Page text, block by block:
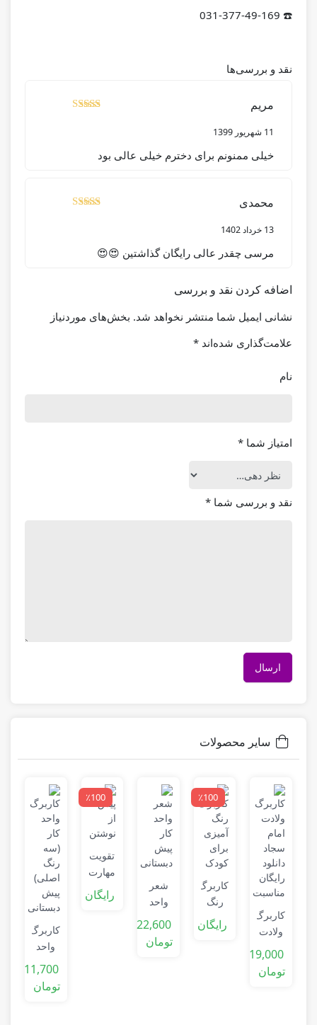
☎️ 031-377-49-169
نقد و بررسی‌ها
مریم
11 شهریور 1399
خیلی ممنونم برای دخترم خیلی عالی بود
محمدی
13 خرداد 1402
مرسی چقدر عالی رایگان گذاشتین 😍😍
اضافه کردن نقد و بررسی
نشانی ایمیل شما منتشر نخواهد شد. بخش‌های موردنیاز
علامت‌گذاری شده‌اند *
نام
امتیاز شما *
نقد و بررسی شما *
سایر محصولات
کاربرگ
ولادت
امام
سجاد
19,000
تومان
٪100
کاربرگ
رنگ
آمیزی
برای
رایگان
شعر
واحد
کار
22,600
تومان
٪100
تقویت
مهارت
نوشتن
در
رایگان
کاربرگ
واحد
کار
(سه
رنگ
11,700
تومان